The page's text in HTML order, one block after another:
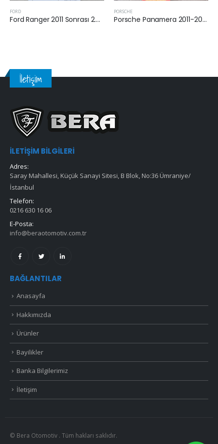
FORD
Ford Ranger 2011 Sonrası 2.2 Tdci Yağ Filtresi
PORSCHE
Porsche Panamera 2011-2016 Arası 3.0 Dizel Hava Filtresi
İletişim
İLETIŞIM BILGILERI
Adres:
Saray Mahallesi, Küçük Sanayi Sitesi, B Blok, No:36 Ümraniye/
İstanbul
Telefon:
0216 630 16 06
E-Posta:
info@beraotomotiv.com.tr
BAĞLANTILAR
Anasayfa
Hakkımızda
Ürünler
Bayilikler
Banka Bilgilerimiz
İletişim
© Bera Otomotiv . Tüm hakları saklıdır.